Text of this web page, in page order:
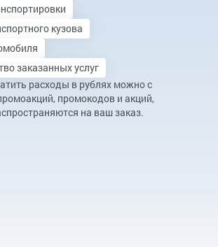
кузова
заказанных услуг
расходы в рублях можно с
промокодов и акций,
на ваш заказ.